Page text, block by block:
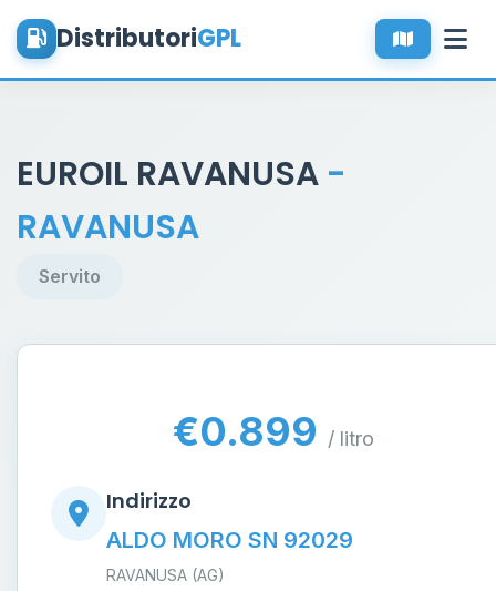
DistributoriGPL
EUROIL RAVANUSA -
RAVANUSA
Servito
€0.899 / litro
Indirizzo
ALDO MORO SN 92029
RAVANUSA (AG)